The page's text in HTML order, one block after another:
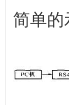
简单的